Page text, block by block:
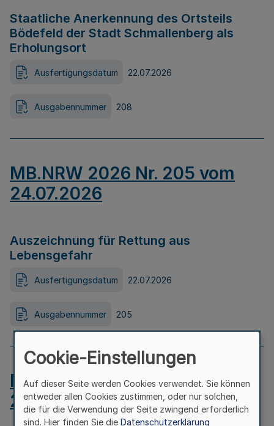
Staatliche Anerkennung des Ortsteils
Bödefeld der Stadt Schmallenberg als
Erholungsort
Ausfertigungsdatum 22.07.2026
Ausgabennummer 208
MB.NRW 2026 Nr. 205 vom
24.07.2026
Auszeichnung für Rettung aus
Lebensgefahr
Ausfertigungsdatum 22.07.2026
Ausgabennummer 205
MB.NRW 2026 Nr. 204 vom
24.07.2026
Cookie-Einstellungen
Auf dieser Seite werden Cookies verwendet. Sie können
entweder allen Cookies zustimmen, oder nur solchen,
die für die Verwendung der Seite zwingend erforderlich
sind. Hier finden Sie die Datenschutzerklärung